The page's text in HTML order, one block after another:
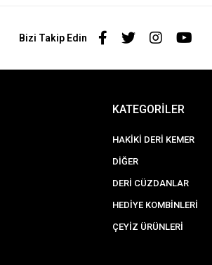
Bizi Takip Edin
KATEGORİLER
HAKİKİ DERİ KEMER
DİĞER
DERİ CÜZDANLAR
HEDİYE KOMBİNLERİ
ÇEYİZ ÜRÜNLERİ